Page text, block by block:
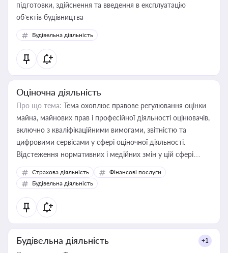
підготовки, здійснення та введення в експлуатацію
об’єктів будівництва
Будівельна діяльність
Оціночна діяльність
Про що тема: Тема охоплює правове регулювання оцінки
майна, майнових прав і професійної діяльності оцінювачів,
включно з кваліфікаційними вимогами, звітністю та
цифровими сервісами у сфері оціночної діяльності.
Відстеження нормативних і медійних змін у цій сфері
корисне для власника бізнесу, керівника, юриста або
бухгалтера під час оподаткування, приватизації, оренди
державного майна, корпоративних угод і перевірки
статусу суб'єктів оціночної діяльності
Страхова діяльність
Фінансові послуги
Будівельна діяльність
Будівельна діяльність +1